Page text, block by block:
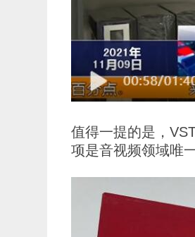
值得一提的是，
项是音视频领域唯